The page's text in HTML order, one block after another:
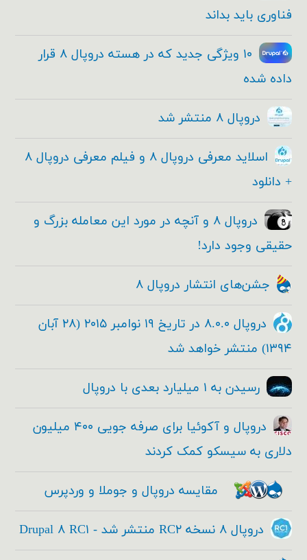
فناوری باید بداند
۱۰ ویژگی جدید که در هسته دروپال ۸ قرار
داده شده
دروپال ۸ منتشر شد
اسلاید معرفی دروپال ۸ و فیلم معرفی دروپال ۸
+ دانلود
دروپال ۸ و آنچه در مورد این معامله بزرگ و
حقیقی وجود دارد!
جشن‌های انتشار دروپال ۸
دروپال ۸.۰.۰ در تاریخ ۱۹ نوامبر ۲۰۱۵ (۲۸ آبان
۱۳۹۴) منتشر خواهد شد
رسیدن به ۱ میلیارد بعدی با دروپال
دروپال و آکوئیا برای صرفه جویی ۴۰۰ میلیون
دلاری به سیسکو کمک کردند
مقایسه دروپال و جوملا و وردپرس
دروپال ۸ نسخه RC۲ منتشر شد - Drupal ۸ RC۱